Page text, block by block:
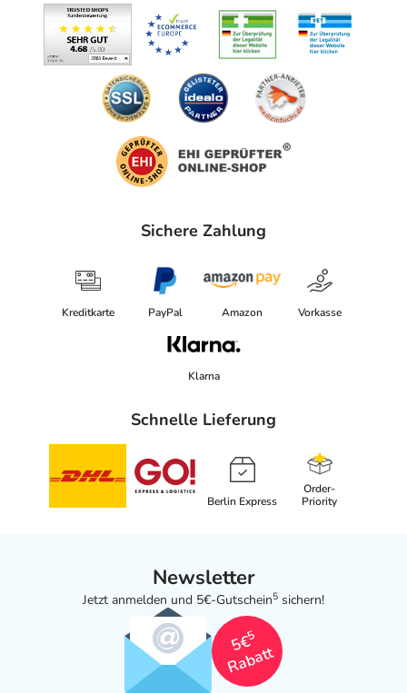
service@neubourg.com
Angaben gem. EU-Produktsicherheitsverordnung (GPSR)
PDF des Beipackzettelskönnen Sie sich oben
herunterladen.
Sichere Zahlung
Kreditkarte PayPal Amazon Vorkasse
Klarna
Schnelle Lieferung
Berlin Express
Order-
Priority
Newsletter
Jetzt anmelden und 5€-Gutschein5 sichern!
5€
5
Rabatt